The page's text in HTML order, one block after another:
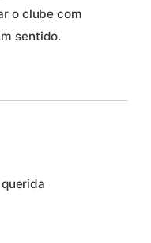
o clube com
sentido.